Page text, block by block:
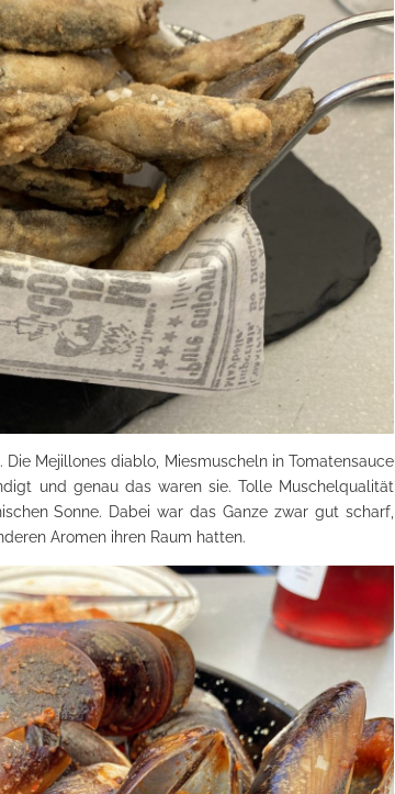
Mejillones diablo, Miesmuscheln in Tomatensauce
und genau das waren sie. Tolle Muschelqualität
Sonne. Dabei war das Ganze zwar gut scharf,
Aromen ihren Raum hatten.